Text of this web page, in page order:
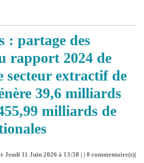
: partage des
rapport 2024 de
secteur extractif de
39,6 milliards
milliards de
Jeudi 11 Juin 2026 à 13:58 | | 0 commentaire(s)|